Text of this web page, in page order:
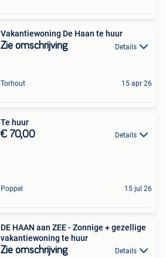
Vakantiewoning De Haan te huur
Zie omschrijving Details
Torhout 15 apr 26
Te huur
€ 70,00 Details
Poppel 15 jul 26
DE HAAN aan ZEE - Zonnige + gezellige
vakantiewoning te huur
Zie omschrijving Details